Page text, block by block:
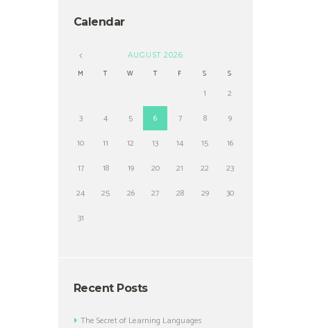
Calendar
AUGUST 2026
M T W T F S S
1
2
3
4 5 6 7 8
9
10
11 12 13 14 15
16
17
18 19 20 21 22
23
24
25 26 27 28 29
30
31
Recent Posts
The Secret of Learning Languages